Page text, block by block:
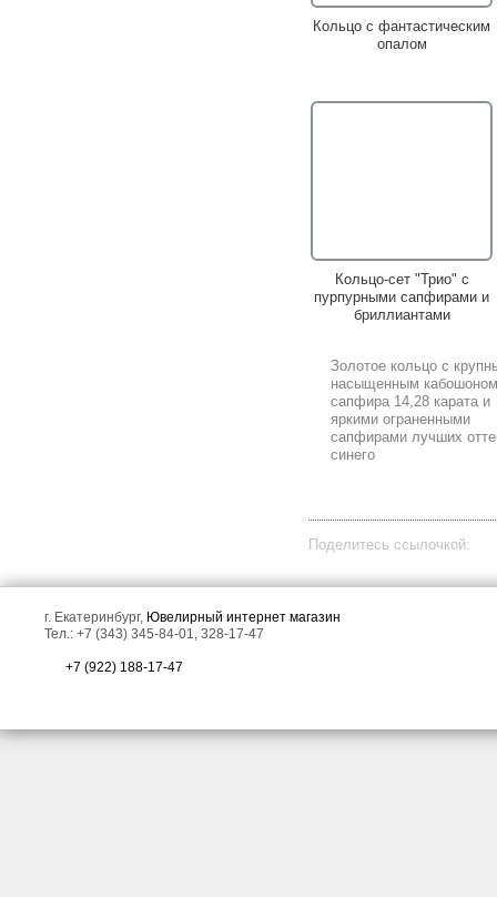
Кольцо с фантастическим
опалом
Кольцо-сет "Трио" с
пурпурными сапфирами и
бриллиантами
Золотое кольцо с
насыщенным кабошоном
сапфира 14,28 карата и
яркими ограненными
сапфирами лучших
синего
Поделитесь ссылочкой:
г. Екатеринбург, Ювелирный интернет магазин
Тел.: +7 (343) 345-84-01, 328-17-47
+7 (922) 188-17-47